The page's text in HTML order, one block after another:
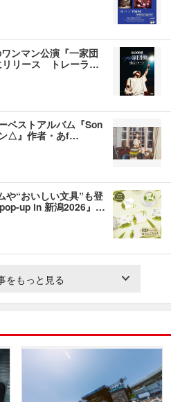
ンマン公演『一家団
リリース トレーラ…
ベストアルバム『Son
△』作者・あf…
や“おいしい文具”も登
up in 新潟2026』…
をもっと見る